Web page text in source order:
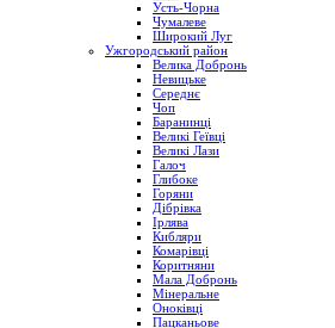
Усть-Чорна
Чумалеве
Широкий Луг
Ужгородський район
Велика Добронь
Невицьке
Середнє
Чоп
Баранинці
Великі Геївці
Великі Лази
Галоч
Глибоке
Горяни
Дібрівка
Ірлява
Кибляри
Комарівці
Коритняни
Мала Добронь
Мінеральне
Оноківці
Пацканьове